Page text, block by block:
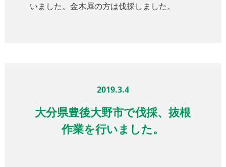
いました。金木犀の方は伐採しました。
2019.3.4
大分県豊後大野市で伐採、抜根
作業を行いました。